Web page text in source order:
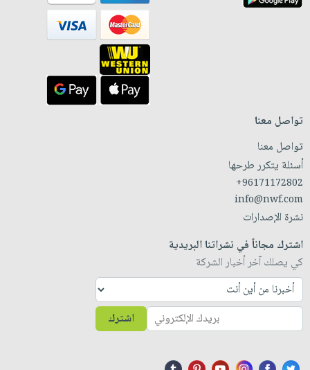
تواصل معنا
تواصل معنا
أسئلة يتكرر طرحها
+96171172802
info@nwf.com
نشرة الإصدارات
اشترك مجاناً في نشراتنا البريدية
كي يصلك آخر أخبار الشركة
اشترك